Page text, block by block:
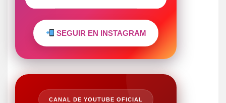
SEGUIR EN INSTAGRAM
CANAL DE YOUTUBE OFICIAL